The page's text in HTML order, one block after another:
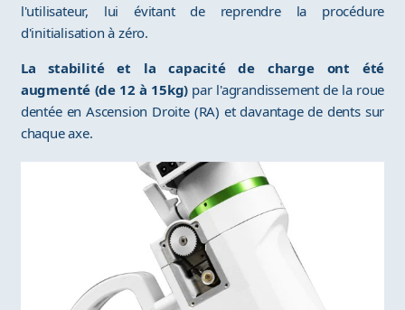
l'utilisateur, lui évitant de reprendre la procédure
d'initialisation à zéro.
La stabilité et la capacité de charge ont été
augmenté (de 12 à 15kg) par l'agrandissement de la roue
dentée en Ascension Droite (RA) et davantage de dents sur
chaque axe.